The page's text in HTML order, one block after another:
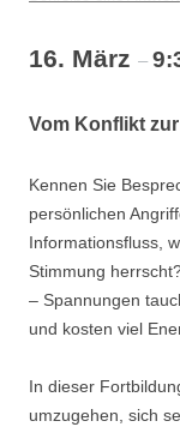
16. März –
Vom Konflikt
Kennen Sie
persönlichen
Informationsfluss,
Stimmung
– Spannungen
und kosten viel
In dieser
umzugehen, sich